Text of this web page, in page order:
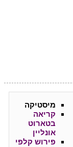
מיסטיקה
קריאה
בטארוט
אונליין
פירוש קלפי